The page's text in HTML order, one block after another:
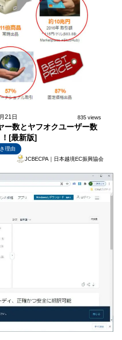
21日 835 views
ー数とヤフオクユーザー数
[最新版]
理由
JCBECPA｜日本越境EC振興協会